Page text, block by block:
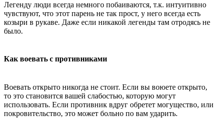
Легенду люди всегда немного побаиваются, т.к. интуитивно
чувствуют, что этот парень не так прост, у него всегда есть
козыри в рукаве. Даже если никакой легенды там отродясь не
было.
Как воевать с противниками
Воевать открыто никогда не стоит. Если вы воюете открыто,
то это становится вашей слабостью, которую могут
использовать. Если противник вдруг обретет могущество, или
покровительство, это может больно по вам ударить.